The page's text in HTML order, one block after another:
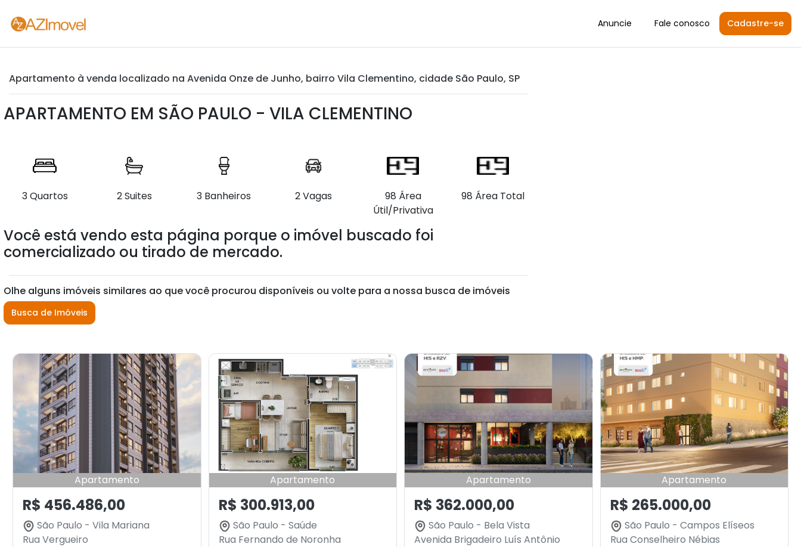
Anuncie Fale conosco Cadastre-se
Apartamento à venda localizado na Avenida Onze de Junho, bairro Vila Clementino, cidade São Paulo, SP
APARTAMENTO EM SÃO PAULO - VILA CLEMENTINO
3 Quartos 2 Suites 3 Banheiros 2 Vagas
98 Área
Útil/Privativa
98 Área Total
Você está vendo esta página porque o imóvel buscado foi
comercializado ou tirado de mercado.
Olhe alguns imóveis similares ao que você procurou disponíveis ou volte para a nossa busca de imóveis
Busca de Imóveis
Apartamento
R$ 456.486,00
São Paulo - Vila Mariana
Rua Vergueiro
Apartamento
R$ 300.913,00
São Paulo - Saúde
Rua Fernando de Noronha
Apartamento
R$ 362.000,00
São Paulo - Bela Vista
Avenida Brigadeiro Luís Antônio
Apartamento
R$ 265.000,00
São Paulo - Campos Elíseos
Rua Conselheiro Nébias